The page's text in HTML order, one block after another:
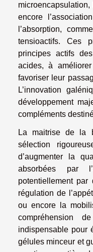
encore
l’absorption,
tensioactifs. Ces
principes actifs
acides, à
favoriser leur
L’innovation
développement
compléments
La maitrise de la
sélection
d’augmenter la
absorbées par
potentiellement
régulation de
ou encore la
compréhension
indispensable pour
gélules minceur et